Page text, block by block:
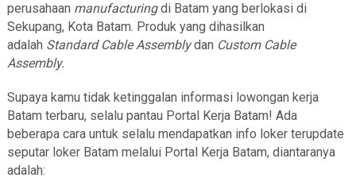
perusahaan manufacturingdi Batam yang berlokasi di
Sekupang, Kota Batam. Produk yang dihasilkan
adalah Standard Cable Assemblydan Custom Cable
Assembly.
Supaya kamu tidak ketinggalan informasi lowongan kerja
Batam terbaru, selalu pantau Portal Kerja Batam! Ada
beberapa cara untuk selalu mendapatkan info loker terupdate
seputar loker Batam melalui Portal Kerja Batam, diantaranya
adalah: